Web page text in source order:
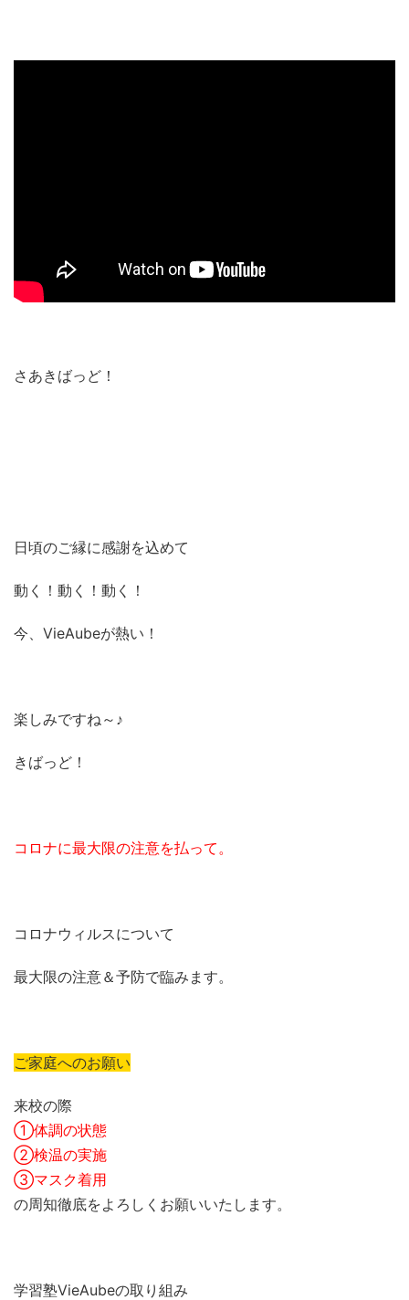
さあきばっど！
日頃のご縁に感謝を込めて
動く！動く！動く！
今、VieAubeが熱い！
楽しみですね～♪
きばっど！
コロナに最大限の注意を払って。
コロナウィルスについて
最大限の注意＆予防で臨みます。
ご家庭へのお願い
来校の際
①体調の状態
②検温の実施
③マスク着用
の周知徹底をよろしくお願いいたします。
学習塾VieAubeの取り組み